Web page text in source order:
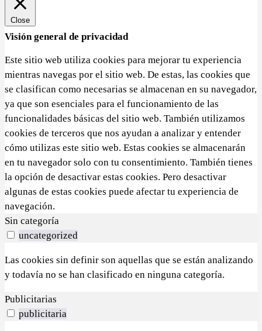
Close
Visión general de privacidad
Este sitio web utiliza cookies para mejorar tu experiencia
mientras navegas por el sitio web. De estas, las cookies que
se clasifican como necesarias se almacenan en su navegador,
ya que son esenciales para el funcionamiento de las
funcionalidades básicas del sitio web. También utilizamos
cookies de terceros que nos ayudan a analizar y entender
cómo utilizas este sitio web. Estas cookies se almacenarán
en tu navegador solo con tu consentimiento. También tienes
la opción de desactivar estas cookies. Pero desactivar
algunas de estas cookies puede afectar tu experiencia de
navegación.
Sin categoría
uncategorized
Las cookies sin definir son aquellas que se están analizando
y todavía no se han clasificado en ninguna categoría.
Publicitarias
publicitaria